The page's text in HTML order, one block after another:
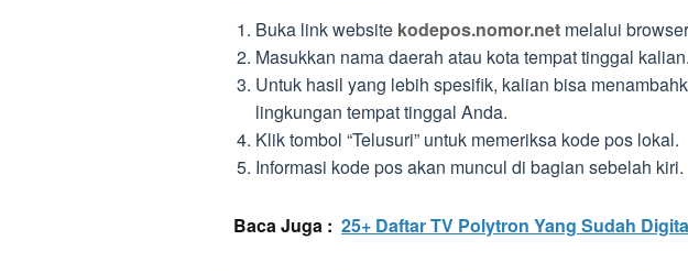
Buka link website kodepos.nomor.net melalui
Masukkan nama daerah atau kota tempat tinggal kalian.
Untuk hasil yang lebih spesifik, kalian bisa
lingkungan tempat tinggal Anda.
Klik tombol “Telusuri” untuk memeriksa kode pos lokal.
Informasi kode pos akan muncul di bagian sebelah kiri.
Baca Juga : 25+ Daftar TV Polytron Yang Sudah